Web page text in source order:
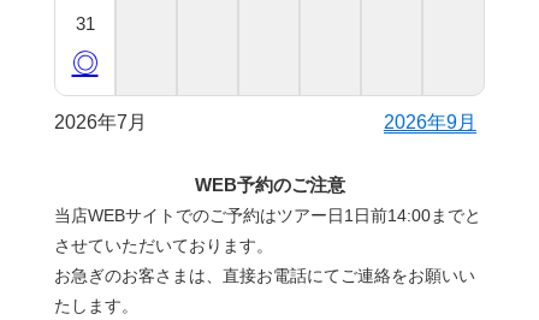
WEB予約のご注意
当店WEBサイトでのご予約はツアー日1日前14:00までと
させていただいております。
お急ぎのお客さまは、直接お電話にてご連絡をお願いい
たします。
31
◎
2026年7月 2026年9月